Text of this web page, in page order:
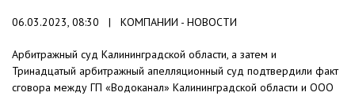
06.03.2023, 08:30 | КОМПАНИИ - НОВОСТИ
Арбитражный суд Калининградской области, а затем и
Тринадцатый арбитражный апелляционный суд подтвердили факт
сговора между ГП «Водоканал» Калининградской области и ООО